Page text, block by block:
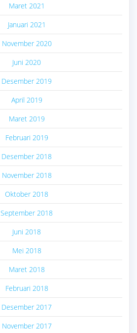
Maret 2021
Januari 2021
November 2020
Juni 2020
Desember 2019
April 2019
Maret 2019
Februari 2019
Desember 2018
November 2018
Oktober 2018
September 2018
Juni 2018
Mei 2018
Maret 2018
Februari 2018
Desember 2017
November 2017